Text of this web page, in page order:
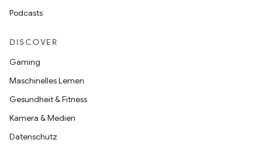
Podcasts
DISCOVER
Gaming
Maschinelles Lernen
Gesundheit & Fitness
Kamera & Medien
Datenschutz